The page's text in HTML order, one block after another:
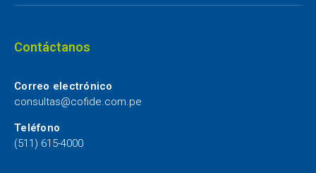
Contáctanos
Correo electrónico
consultas@cofide.com.pe
Teléfono
(511) 615-4000